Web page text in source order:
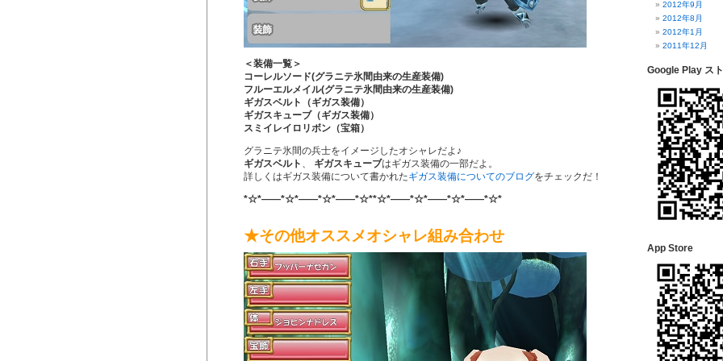
＜装備一覧＞
コーレルソード(グラニテ氷間由来の生産装備)
フルーエルメイル(グラニテ氷間由来の生産装備)
ギガスベルト（ギガス装備）
ギガスキューブ（ギガス装備）
スミイレイロリボン（宝箱）
グラニテ氷間の兵士をイメージしたオシャレだよ♪
ギガスベルト 、 ギガスキューブはギガス装備の一部だよ。
詳しくはギガス装備について書かれたギガス装備についてのブログをチェックだ！
*☆*――*☆*――*☆*――*☆**☆*――*☆*――*☆*――*☆*
★その他オススメオシャレ組み合わせ
2012年9月
2012年8月
2012年1月
2011年12月
Google Play ス
App Store